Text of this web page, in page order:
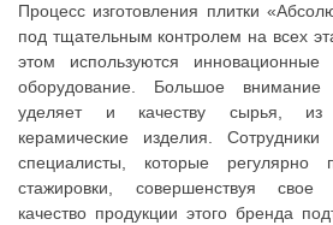
Процесс изготовления плитки
под тщательным контролем на всех
этом используются
оборудование. Большое
уделяет и качеству сырья, из
керамические изделия.
специалисты, которые регулярно
стажировки, совершенствуя свое
качество продукции этого бренда